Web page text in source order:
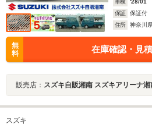
車検
'28/01
保証
保証付
住所
神奈川
無
料
在庫確認・見
販売店： スズキ自販湘南 スズキアリーナ湘
スズキ